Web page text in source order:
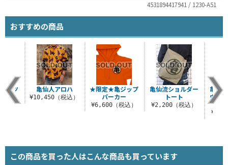
4531894417941 / 1230-A51
おすすめの商品
★限定★亀ジップ
パーカー
¥6,600（税込）
亀仙流ショルダー
トート
¥2,200（税込）
亀仙
ウイ
ャツ
込）
亀仙人アロハ
¥10,450（税込）
この商品を買った人はこんな商品も買っています